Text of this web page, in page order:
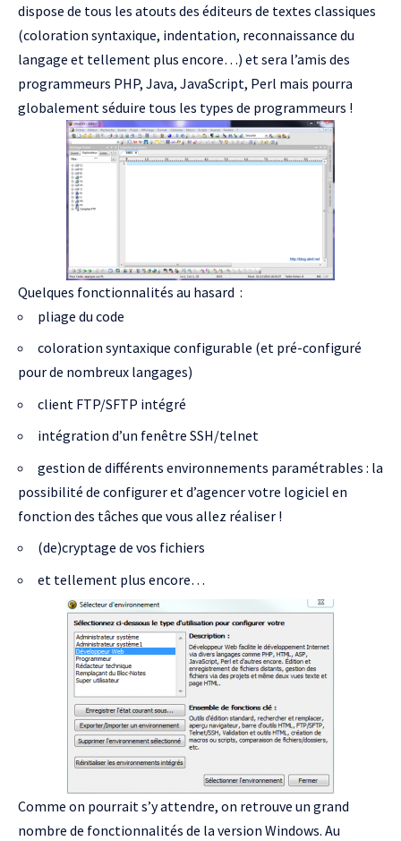
dispose de tous les atouts des éditeurs de textes classiques
(coloration syntaxique, indentation, reconnaissance du
langage et tellement plus encore…) et sera l’amis des
programmeurs PHP, Java, JavaScript, Perl mais pourra
globalement séduire tous les types de programmeurs !
Quelques fonctionnalités au hasard :
pliage du code
coloration syntaxique configurable (et pré-configuré
pour de nombreux langages)
client FTP/SFTP intégré
intégration d’un fenêtre SSH/telnet
gestion de différents environnements paramétrables : la
possibilité de configurer et d’agencer votre logiciel en
fonction des tâches que vous allez réaliser !
(de)cryptage de vos fichiers
et tellement plus encore…
Comme on pourrait s’y attendre, on retrouve un grand
nombre de fonctionnalités de la version Windows. Au